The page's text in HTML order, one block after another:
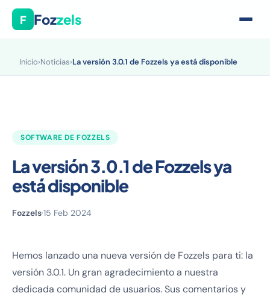
F Fozzels
Inicio›Noticias›La versión 3.0.1 de Fozzels ya está disponible
SOFTWARE DE FOZZELS
La versión 3.0.1 de Fozzels ya
está disponible
Fozzels·15 Feb 2024
Hemos lanzado una nueva versión de Fozzels para ti: la
versión 3.0.1. Un gran agradecimiento a nuestra
dedicada comunidad de usuarios. Sus comentarios y